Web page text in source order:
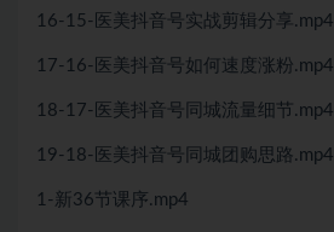
16-15-医美抖音号实战剪辑分享.mp4
17-16-医美抖音号如何速度涨粉.mp4
18-17-医美抖音号同城流量细节.mp4
19-18-医美抖音号同城团购思路.mp4
1-新36节课序.mp4